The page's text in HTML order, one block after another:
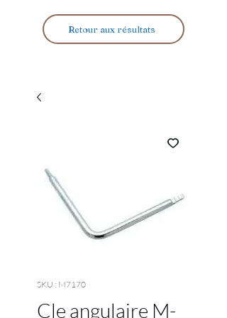
Retour aux résultats
SKU : M7170
Cle angulaire M-